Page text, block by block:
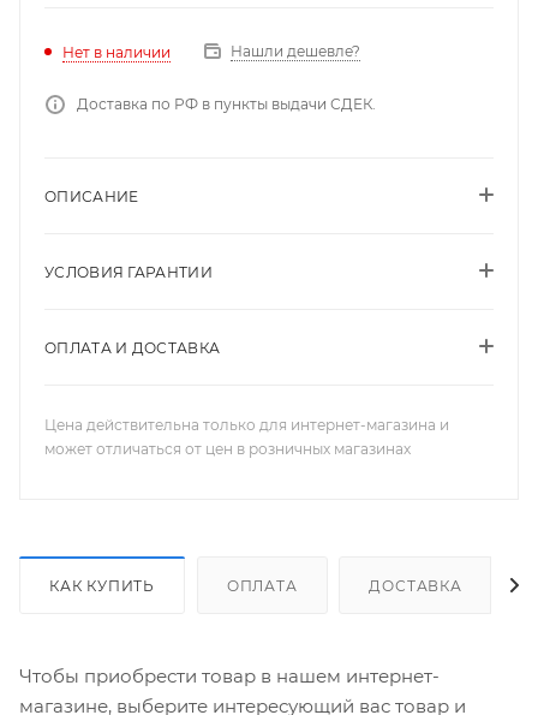
Нет в наличии Нашли дешевле?
Доставка по РФ в пункты выдачи СДЕК.
ОПИСАНИЕ
УСЛОВИЯ ГАРАНТИИ
ОПЛАТА И ДОСТАВКА
Цена действительна только для интернет-магазина и
может отличаться от цен в розничных магазинах
КАК КУПИТЬ ОПЛАТА ДОСТАВКА
Чтобы приобрести товар в нашем интернет-
магазине, выберите интересующий вас товар и